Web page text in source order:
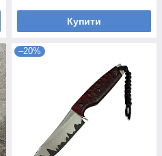
Купити
–20%